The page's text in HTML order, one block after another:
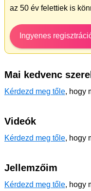
az 50 év felettiek is
Ingyenes
Mai kedvenc
Kérdezd meg tőle, hogy
Videók
Kérdezd meg tőle, hogy
Jellemzőim
Kérdezd meg tőle, hogy